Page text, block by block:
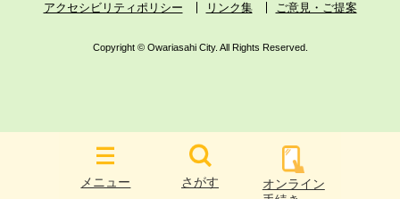
メニュー さがす
オンライン
アクセシビリティポリシー
リンク集 ご意見・ご提案
Copyright © Owariasahi City. All Rights Reserved.